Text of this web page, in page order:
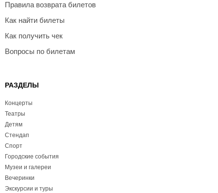
Правила возврата билетов
Как найти билеты
Как получить чек
Вопросы по билетам
РАЗДЕЛЫ
Концерты
Театры
Детям
Стендап
Спорт
Городские события
Музеи и галереи
Вечеринки
Экскурсии и туры